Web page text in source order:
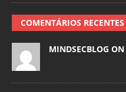
COMENTÁRIOS RECENTES
MINDSECBLOG ON